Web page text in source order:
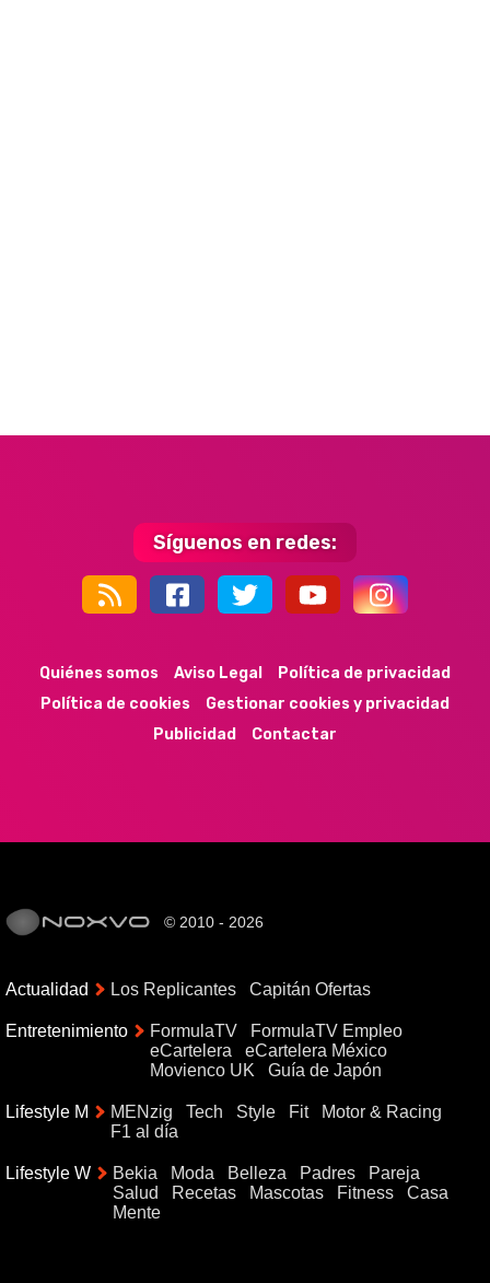
Síguenos en redes:
Quiénes somos Aviso Legal
Política de privacidad
Política de cookies
Gestionar cookies y privacidad
Publicidad
Contactar
© 2010 - 2026
Actualidad Los Replicantes Capitán Ofertas
Entretenimiento FormulaTV
FormulaTV Empleo
eCartelera
eCartelera México
Movienco UK
Guía de Japón
Lifestyle M MENzig Tech Style Fit
Motor & Racing
F1 al día
Lifestyle W Bekia Moda Belleza Padres
Pareja
Salud
Recetas Mascotas Fitness
Casa
Mente